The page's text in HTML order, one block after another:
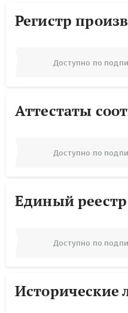
Регистр
Доступно по
Аттестаты
Доступно по
Единый
Доступно по
Исторические